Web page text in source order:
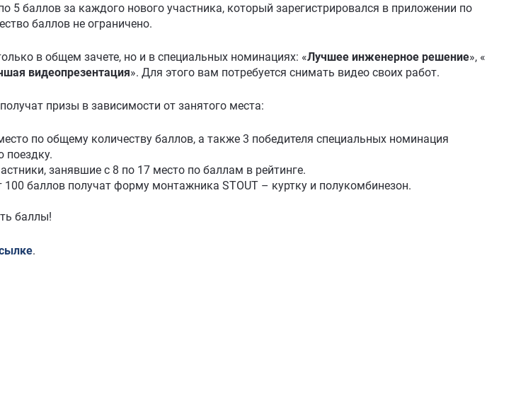
5 баллов за каждого нового участника, который зарегистрировался в приложении по
баллов не ограничено.⠀
в общем зачете, но и в специальных номинациях: «Лучшее инженерное решение», «
видеопрезентация». Для этого вам потребуется снимать видео своих работ.
призы в зависимости от занятого места:
по общему количеству баллов, а также 3 победителя специальных номинация
поездку.
занявшие с 8 по 17 место по баллам в рейтинге.
100 баллов получат форму монтажника STOUT – куртку и полукомбинезон.
баллы!
.